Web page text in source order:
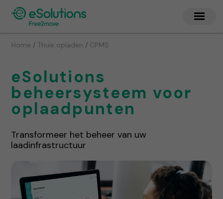
Home / Thuis opladen / CPMS
eSolutions
beheersysteem voor
oplaadpunten
Transformeer het beheer van uw
laadinfrastructuur